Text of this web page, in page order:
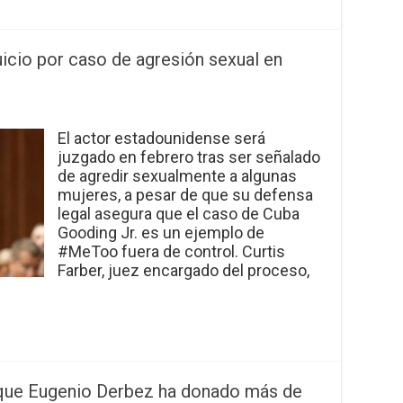
por caso de agresión sexual en
El actor estadounidense será
juzgado en febrero tras ser señalado
de agredir sexualmente a algunas
mujeres, a pesar de que su defensa
legal asegura que el caso de Cuba
Gooding Jr. es un ejemplo de
#MeToo fuera de control. Curtis
Farber, juez encargado del proceso,
Eugenio Derbez ha donado más de